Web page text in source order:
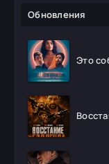
Обновления
Это